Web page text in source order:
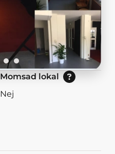
Momsad lokal
Nej: Lokalen är momsbefriad.<br/>Ja:
Nej